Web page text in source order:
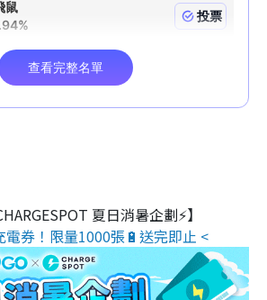
夏日消暑企劃⚡】
電券！限量1000張🔋送完即止 <